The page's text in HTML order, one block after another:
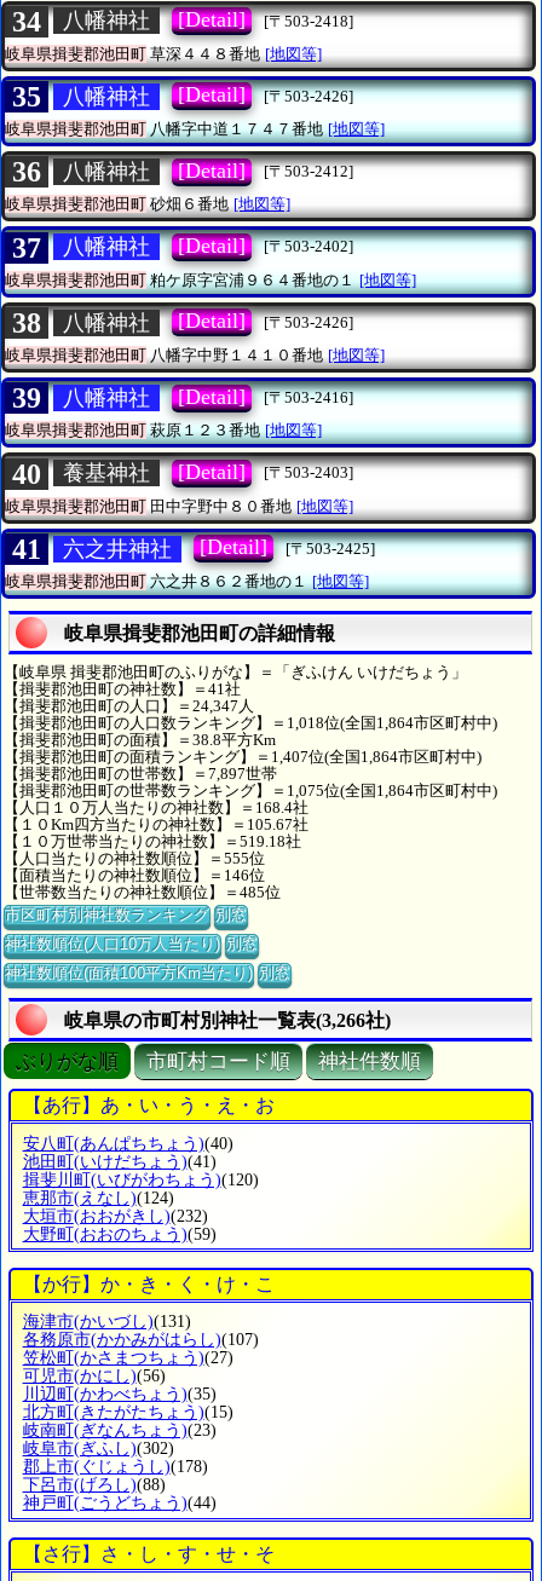
34 八幡神社 [Detail]
[〒503-2418]
岐阜県揖斐郡池田町 草深４４８番地 [地図等]
35 八幡神社 [Detail]
[〒503-2426]
岐阜県揖斐郡池田町八幡字中道１７４７番地 [地図等]
36 八幡神社 [Detail]
[〒503-2412]
岐阜県揖斐郡池田町砂畑６番地 [地図等]
37 八幡神社 [Detail]
[〒503-2402]
岐阜県揖斐郡池田町粕ケ原字宮浦９６４番地の１ [地図等]
38 八幡神社 [Detail]
[〒503-2426]
岐阜県揖斐郡池田町八幡字中野１４１０番地 [地図等]
39 八幡神社 [Detail]
[〒503-2416]
岐阜県揖斐郡池田町萩原１２３番地 [地図等]
40 養基神社 [Detail]
[〒503-2403]
岐阜県揖斐郡池田町 田中字野中８０番地 [地図等]
41 六之井神社 [Detail]
[〒503-2425]
岐阜県揖斐郡池田町六之井８６２番地の１ [地図等]
岐阜県揖斐郡池田町の詳細情報
【岐阜県 揖斐郡池田町のふりがな】＝「ぎふけん いけだちょう」
【揖斐郡池田町の神社数】＝41社
【揖斐郡池田町の人口】＝24,347人
【揖斐郡池田町の人口数ランキング】＝1,018位(全国1,864市区町村中)
【揖斐郡池田町の面積】＝38.8平方Km
【揖斐郡池田町の面積ランキング】＝1,407位(全国1,864市区町村中)
【揖斐郡池田町の世帯数】＝7,897世帯
【揖斐郡池田町の世帯数ランキング】＝1,075位(全国1,864市区町村中)
【人口１０万人当たりの神社数】＝168.4社
【１０Km四方当たりの神社数】＝105.67社
【１０万世帯当たりの神社数】＝519.18社
【人口当たりの神社数順位】＝555位
【面積当たりの神社数順位】＝146位
【世帯数当たりの神社数順位】＝485位
市区町村別神社数ランキング 別窓
神社数順位(人口10万人当たり) 別窓
神社数順位(面積100平方Km当たり) 別窓
岐阜県の市町村別神社一覧表(3,266社)
ぶりがな順 市町村コード順 神社件数順
【あ行】あ・い・う・え・お
安八町(あんぱちちょう)(40)
池田町(いけだちょう)(41)
揖斐川町(いびがわちょう)(120)
恵那市(えなし)(124)
大垣市(おおがきし)(232)
大野町(おおのちょう)(59)
【か行】か・き・く・け・こ
海津市(かいづし)(131)
各務原市(かかみがはらし)(107)
笠松町 (かさまつちょう)(27)
可児市(かにし)(56)
川辺町 (かわべちょう)(35)
北方町 (きたがたちょう)(15)
岐南町 (ぎなんちょう)(23)
岐阜市(ぎふし)(302)
郡上市(ぐじょうし)(178)
下呂市(げろし)(88)
神戸町 (ごうどちょう)(44)
【さ行】さ・し・す・せ・そ